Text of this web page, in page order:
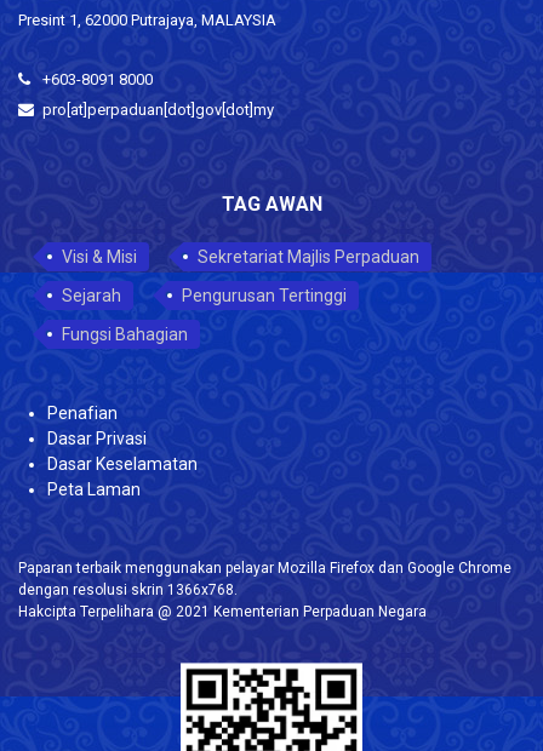
Presint 1, 62000 Putrajaya, MALAYSIA
+603-8091 8000
pro[at]perpaduan[dot]gov[dot]my
TAG AWAN
Visi & Misi
Sekretariat Majlis Perpaduan
Sejarah
Pengurusan Tertinggi
Fungsi Bahagian
Penafian
Dasar Privasi
Dasar Keselamatan
Peta Laman
Paparan terbaik menggunakan pelayar Mozilla Firefox dan Google Chrome
dengan resolusi skrin 1366x768.
Hakcipta Terpelihara @ 2021 Kementerian Perpaduan Negara